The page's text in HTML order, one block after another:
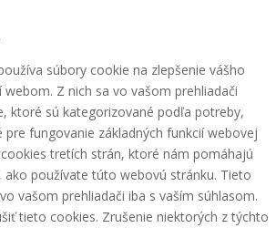
súbory cookie na zlepšenie vášho
webom. Z nich sa vo vašom prehliadači
ktoré sú kategorizované podľa potreby,
fungovanie základných funkcií webovej
tretích strán, ktoré nám pomáhajú
ako používate túto webovú stránku. Tieto
vašom prehliadači iba s vaším súhlasom.
tieto cookies. Zrušenie niektorých z týchto